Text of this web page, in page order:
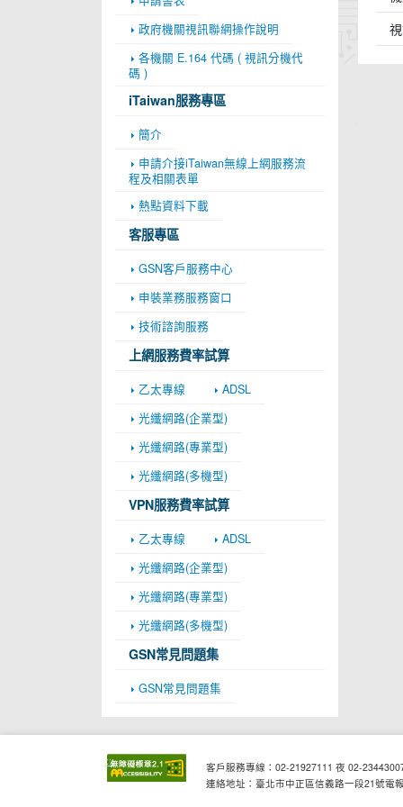
政府機關視訊聯網操作說明
各機關 E.164 代碼 ( 視訊分機代
碼 )
iTaiwan服務專區
簡介
申請介接iTaiwan無線上網服務流
程及相關表單
熱點資料下載
客服專區
GSN客戶服務中心
申裝業務服務窗口
技術諮詢服務
上網服務費率試算
乙太專線
ADSL
光纖網路(企業型)
光纖網路(專業型)
光纖網路(多機型)
VPN服務費率試算
乙太專線
ADSL
光纖網路(企業型)
光纖網路(專業型)
光纖網路(多機型)
GSN常見問題集
GSN常見問題集
:::
客戶服務專線：02-21927111 夜 02-
連絡地址：臺北市中正區信義路一段21號電